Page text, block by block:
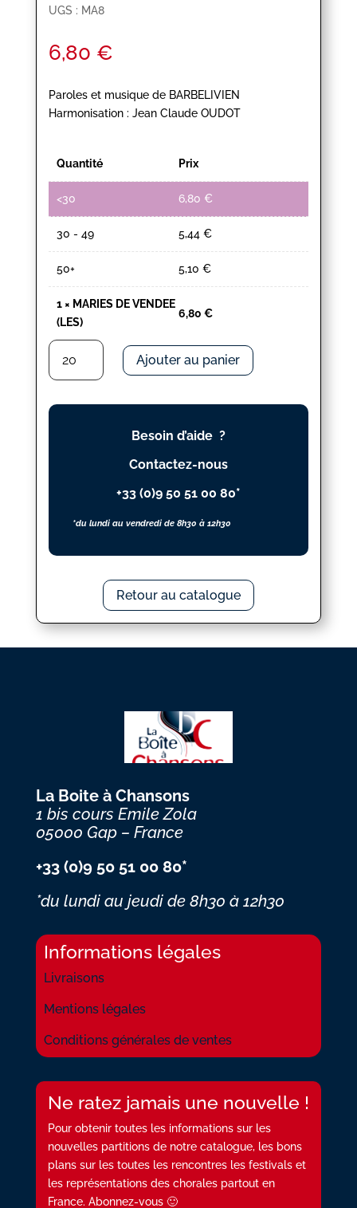
UGS : MA8
6,80 €
Paroles et musique de BARBELIVIEN
Harmonisation : Jean Claude OUDOT
Quantité Prix
<30 6,80 €
30 - 49 5,44 €
50+ 5,10 €
1× MARIES DE VENDEE
(LES)
6,80 €
quantité
MARIES
DE
Ajouter au panier
Besoin d’aide ?
Contactez-nous
+33 (0)9 50 51 00 80*
*du lundi au vendredi de 8h30 à 12h30
Retour au catalogue
La Boite à Chansons
1 bis cours Emile Zola
05000 Gap – France
+33 (0)9 50 51 00 80*
*du lundi au jeudi de 8h30 à 12h30
Informations légales
Livraisons
Mentions légales
Conditions générales de ventes
Ne ratez jamais une nouvelle !
Pour obtenir toutes les informations sur les
nouvelles partitions de notre catalogue, les bons
plans sur les toutes les rencontres les festivals et
les représentations des chorales partout en
France. Abonnez-vous 🙂